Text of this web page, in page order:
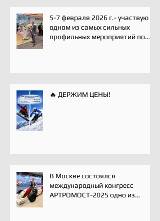
5-7 февраля 2026 г.- участвую
одном из самых сильных
профильных мероприятий по
🔥 ДЕРЖИМ ЦЕНЫ!
В Москве состоялся
международный конгресс
АРТРОМОСТ-2025 одно из